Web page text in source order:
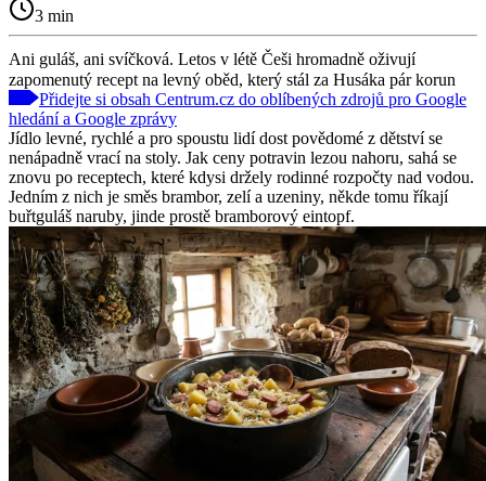
3 min
Ani guláš, ani svíčková. Letos v létě Češi hromadně oživují
zapomenutý recept na levný oběd, který stál za Husáka pár korun
Přidejte si obsah Centrum.cz do oblíbených zdrojů pro Google
hledání a Google zprávy
Jídlo levné, rychlé a pro spoustu lidí dost povědomé z dětství se
nenápadně vrací na stoly. Jak ceny potravin lezou nahoru, sahá se
znovu po receptech, které kdysi držely rodinné rozpočty nad vodou.
Jedním z nich je směs brambor, zelí a uzeniny, někde tomu říkají
buřtguláš naruby, jinde prostě bramborový eintopf.